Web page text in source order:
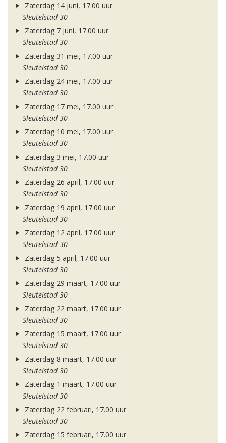
Zaterdag 14 juni, 17.00 uur
Sleutelstad 30
Zaterdag 7 juni, 17.00 uur
Sleutelstad 30
Zaterdag 31 mei, 17.00 uur
Sleutelstad 30
Zaterdag 24 mei, 17.00 uur
Sleutelstad 30
Zaterdag 17 mei, 17.00 uur
Sleutelstad 30
Zaterdag 10 mei, 17.00 uur
Sleutelstad 30
Zaterdag 3 mei, 17.00 uur
Sleutelstad 30
Zaterdag 26 april, 17.00 uur
Sleutelstad 30
Zaterdag 19 april, 17.00 uur
Sleutelstad 30
Zaterdag 12 april, 17.00 uur
Sleutelstad 30
Zaterdag 5 april, 17.00 uur
Sleutelstad 30
Zaterdag 29 maart, 17.00 uur
Sleutelstad 30
Zaterdag 22 maart, 17.00 uur
Sleutelstad 30
Zaterdag 15 maart, 17.00 uur
Sleutelstad 30
Zaterdag 8 maart, 17.00 uur
Sleutelstad 30
Zaterdag 1 maart, 17.00 uur
Sleutelstad 30
Zaterdag 22 februari, 17.00 uur
Sleutelstad 30
Zaterdag 15 februari, 17.00 uur